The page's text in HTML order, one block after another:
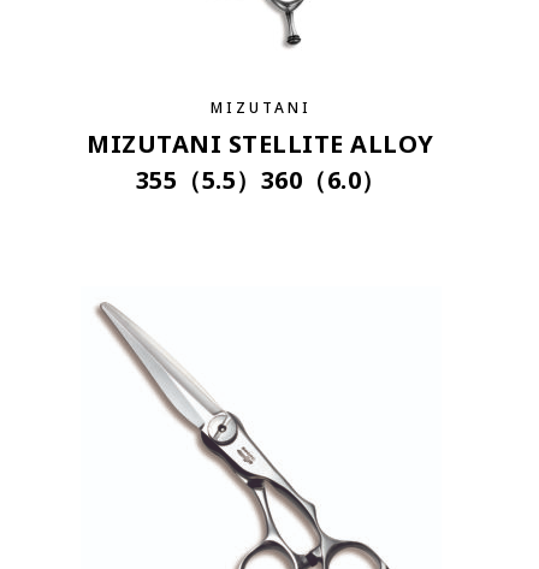
MIZUTANI
MIZUTANI STELLITE ALLOY
355（5.5）360（6.0）